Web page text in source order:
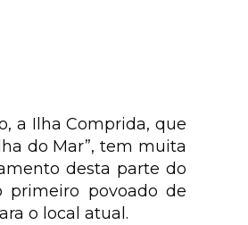
a Ilha Comprida, que
do Mar”, tem muita
desta parte do
primeiro povoado de
o local atual.